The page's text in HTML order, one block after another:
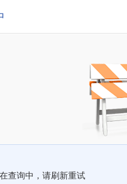
查询中，请刷新重试